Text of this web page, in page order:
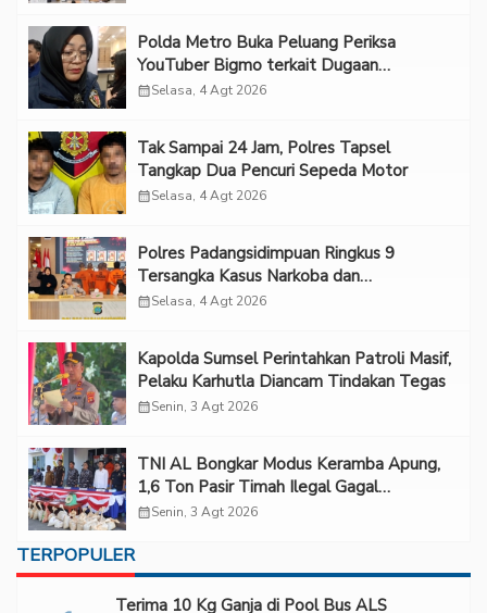
Polda Metro Buka Peluang Periksa
YouTuber Bigmo terkait Dugaan
Eksploitasi Anak
calendar_monthSelasa, 4 Agt 2026
Tak Sampai 24 Jam, Polres Tapsel
Tangkap Dua Pencuri Sepeda Motor
calendar_monthSelasa, 4 Agt 2026
Polres Padangsidimpuan Ringkus 9
Tersangka Kasus Narkoba dan
Penganiayaan
calendar_monthSelasa, 4 Agt 2026
Kapolda Sumsel Perintahkan Patroli Masif,
Pelaku Karhutla Diancam Tindakan Tegas
calendar_monthSenin, 3 Agt 2026
TNI AL Bongkar Modus Keramba Apung,
1,6 Ton Pasir Timah Ilegal Gagal
Diselundupkan
calendar_monthSenin, 3 Agt 2026
TERPOPULER
Terima 10 Kg Ganja di Pool Bus ALS